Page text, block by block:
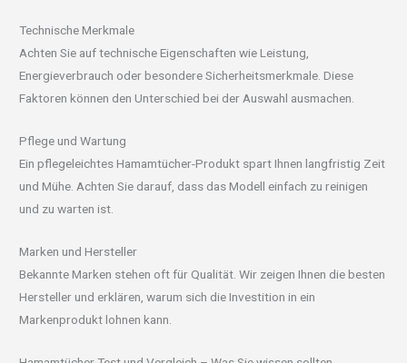
Technische Merkmale
Achten Sie auf technische Eigenschaften wie Leistung,
Energieverbrauch oder besondere Sicherheitsmerkmale. Diese
Faktoren können den Unterschied bei der Auswahl ausmachen.
Pflege und Wartung
Ein pflegeleichtes Hamamtücher-Produkt spart Ihnen langfristig Zeit
und Mühe. Achten Sie darauf, dass das Modell einfach zu reinigen
und zu warten ist.
Marken und Hersteller
Bekannte Marken stehen oft für Qualität. Wir zeigen Ihnen die besten
Hersteller und erklären, warum sich die Investition in ein
Markenprodukt lohnen kann.